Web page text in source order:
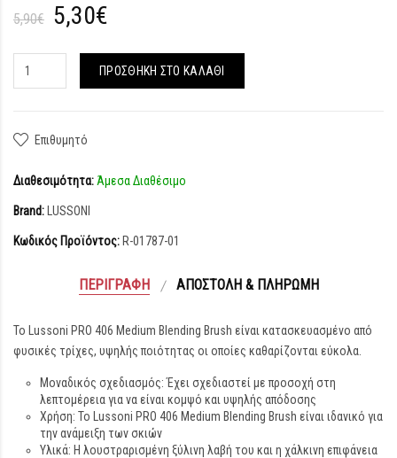
5,90€ 5,30€
ΠΡΟΣΘΉΚΗ ΣΤΟ ΚΑΛΆΘΙ
Επιθυμητό
Διαθεσιμότητα: Άμεσα Διαθέσιμο
Brand: LUSSONI
Κωδικός Προϊόντος: R-01787-01
ΠΕΡΙΓΡΑΦΉ ΑΠΟΣΤΟΛΉ & ΠΛΗΡΩΜΉ
Το Lussoni PRO 406 Medium Blending Brush είναι κατασκευασμένο από
φυσικές τρίχες, υψηλής ποιότητας οι οποίες καθαρίζονται εύκολα.
Μοναδικός σχεδιασμός: Έχει σχεδιαστεί με προσοχή στη
λεπτομέρεια για να είναι κομψό και υψηλής απόδοσης
Χρήση: Το Lussoni PRO 406 Medium Blending Brush είναι ιδανικό για
την ανάμειξη των σκιών
Υλικά: Η λουστραρισμένη ξύλινη λαβή του και η χάλκινη επιφάνεια